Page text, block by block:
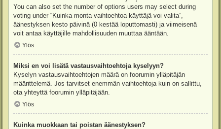
You can also set the number of options users may select during
voting under “Kuinka monta vaihtoehtoa käyttäjä voi valita”,
äänestyksen kesto päivinä (0 kestää loputtomasti) ja viimeisenä
voit antaa käyttäjille mahdollisuuden muuttaa ääntään.
Ylös
Miksi en voi lisätä vastausvaihtoehtoja kyselyyn?
Kyselyn vastausvaihtoehtojen määrä on foorumin ylläpitäjän
määrittelemä. Jos tarvitset enemmän vaihtoehtoja kuin on sallittu,
ota yhteyttä foorumin ylläpitäjään.
Ylös
Kuinka muokkaan tai poistan äänestyksen?